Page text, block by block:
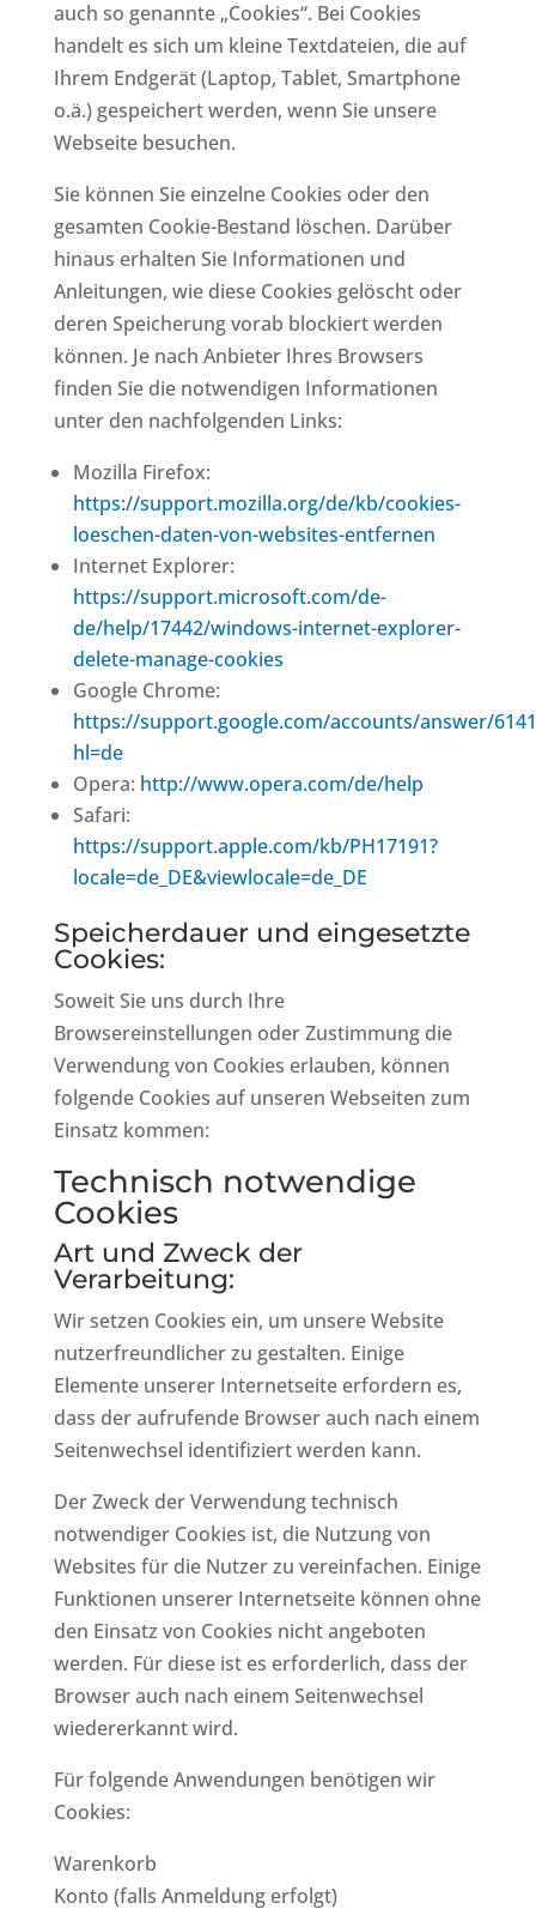
auch so genannte „Cookies“. Bei Cookies
handelt es sich um kleine Textdateien, die auf
Ihrem Endgerät (Laptop, Tablet, Smartphone
o.ä.) gespeichert werden, wenn Sie unsere
Webseite besuchen.
Sie können Sie einzelne Cookies oder den
gesamten Cookie-Bestand löschen. Darüber
hinaus erhalten Sie Informationen und
Anleitungen, wie diese Cookies gelöscht oder
deren Speicherung vorab blockiert werden
können. Je nach Anbieter Ihres Browsers
finden Sie die notwendigen Informationen
unter den nachfolgenden Links:
Mozilla Firefox:
https://support.mozilla.org/de/kb/cookies-
loeschen-daten-von-websites-entfernen
Internet Explorer:
https://support.microsoft.com/de-
de/help/17442/windows-internet-explorer-
delete-manage-cookies
Google Chrome:
https://support.google.com/accounts/answer/
hl=de
Opera: http://www.opera.com/de/help
Safari:
https://support.apple.com/kb/PH17191?
locale=de_DE&viewlocale=de_DE
Speicherdauer und eingesetzte
Cookies:
Soweit Sie uns durch Ihre
Browsereinstellungen oder Zustimmung die
Verwendung von Cookies erlauben, können
folgende Cookies auf unseren Webseiten zum
Einsatz kommen:
Technisch notwendige
Cookies
Art und Zweck der
Verarbeitung:
Wir setzen Cookies ein, um unsere Website
nutzerfreundlicher zu gestalten. Einige
Elemente unserer Internetseite erfordern es,
dass der aufrufende Browser auch nach einem
Seitenwechsel identifiziert werden kann.
Der Zweck der Verwendung technisch
notwendiger Cookies ist, die Nutzung von
Websites für die Nutzer zu vereinfachen. Einige
Funktionen unserer Internetseite können ohne
den Einsatz von Cookies nicht angeboten
werden. Für diese ist es erforderlich, dass der
Browser auch nach einem Seitenwechsel
wiedererkannt wird.
Für folgende Anwendungen benötigen wir
Cookies:
Warenkorb
Konto (falls Anmeldung erfolgt)